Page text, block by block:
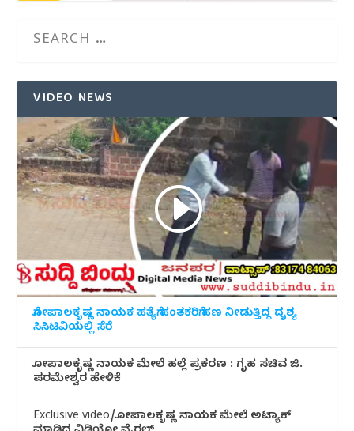
VIDEO NEWS
ಗೋಪಾಲಕೃಷ್ಣ ನಾಯಕ ಹತ್ಯೆಗೆ ಹಂತಕರಿಗೆ ಹಣ ನೀಡುತ್ತಿದ್ದ ದೃಶ್ಯ
ಸಿಸಿಟಿವಿಯಲ್ಲಿ ಸೆರೆ
ಗೋಪಾಲಕೃಷ್ಣ ನಾಯಕ ಮೇಲೆ ಹಲ್ಲೆ ಪ್ರಕರಣ : ಗೃಹ ಸಚಿವ ಜಿ.
ಪರಮೇಶ್ವರ ಹೇಳಿಕೆ
Exclusive video/ಗೋಪಾಲಕೃಷ್ಣ ನಾಯಕ ಮೇಲೆ ಅಟ್ಯಾಕ್